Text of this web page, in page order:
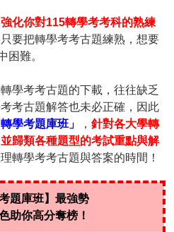
化你對115轉學考考科的熟練
只要把轉學考考古題練熟，想要
困難。
學考考古題的下載，往往缺乏
考古題解答也未必正確，因此
學考題庫班」
，針對各大學轉
歸類各種題型的考試重點與解
轉學考考古題與答案的時間！
題庫班】最強勢
助你高分奪榜！